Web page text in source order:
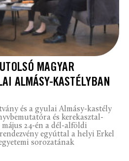
MAGYAR
ALMÁSY-KASTÉLYBAN
és a gyulai Almásy-kastély
és kerekasztal-
május 24-én a dél-alföldi
egyúttal a helyi Erkel
sorozatának